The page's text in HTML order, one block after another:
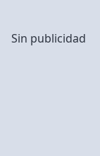
Sin publicidad